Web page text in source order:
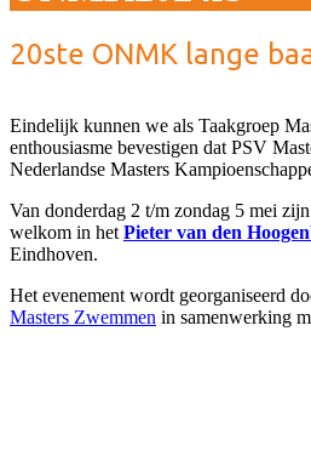
20ste ONMK lange
Eindelijk kunnen we als Taakgroep
enthousiasme bevestigen dat PSV
Nederlandse Masters
Van donderdag 2 t/m zondag 5 mei
welkom in het Pieter van den
Eindhoven.
Het evenement wordt georganiseerd
Masters Zwemmen in samenwerking